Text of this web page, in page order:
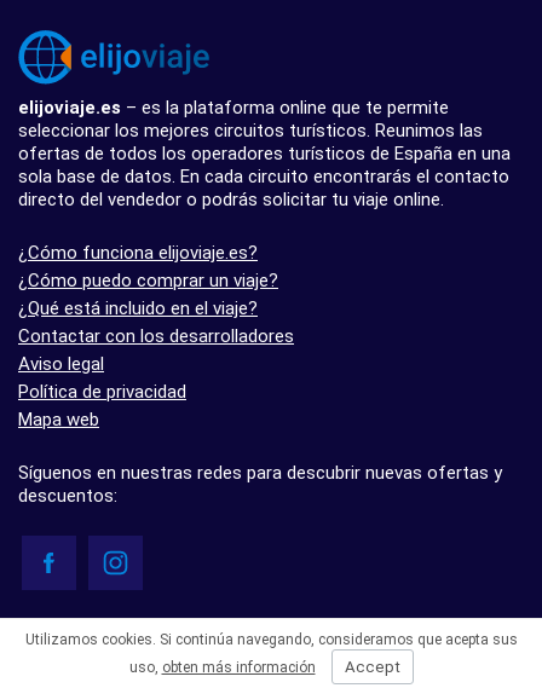
elijoviaje.es – es la plataforma online que te permite
seleccionar los mejores circuitos turísticos. Reunimos las
ofertas de todos los operadores turísticos de España en una
sola base de datos. En cada circuito encontrarás el contacto
directo del vendedor o podrás solicitar tu viaje online.
¿Cómo funciona elijoviaje.es?
¿Cómo puedo comprar un viaje?
¿Qué está incluido en el viaje?
Contactar con los desarrolladores
Aviso legal
Política de privacidad
Mapa web
Síguenos en nuestras redes para descubrir nuevas ofertas y
descuentos:
- 5.0 basado en 7 opiniones
Utilizamos cookies. Si continúa navegando, consideramos que acepta sus
uso, obten más información Accept